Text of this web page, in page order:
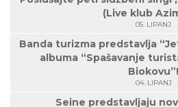
(Live klub
05. LIPANJ
Banda turizma predstavlja
albuma “Spašavanje
Biokovu”!
04. LIPANJ
Seine predstavljaju